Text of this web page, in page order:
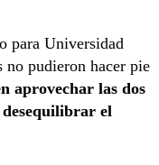
para Universidad
no pudieron hacer pie
aprovechar las dos
el